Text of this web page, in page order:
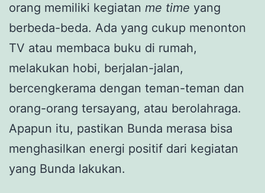
orang memiliki kegiatan me time yang
berbeda-beda. Ada yang cukup menonton
TV atau membaca buku di rumah,
melakukan hobi, berjalan-jalan,
bercengkerama dengan teman-teman dan
orang-orang tersayang, atau berolahraga.
Apapun itu, pastikan Bunda merasa bisa
menghasilkan energi positif dari kegiatan
yang Bunda lakukan.